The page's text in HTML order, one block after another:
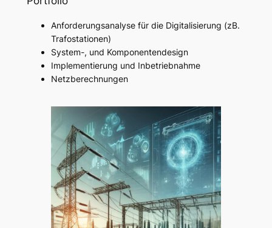
Anforderungsanalyse für die Digitalisierung (zB.
Trafostationen)
System-, und Komponentendesign
Implementierung und Inbetriebnahme
Netzberechnungen